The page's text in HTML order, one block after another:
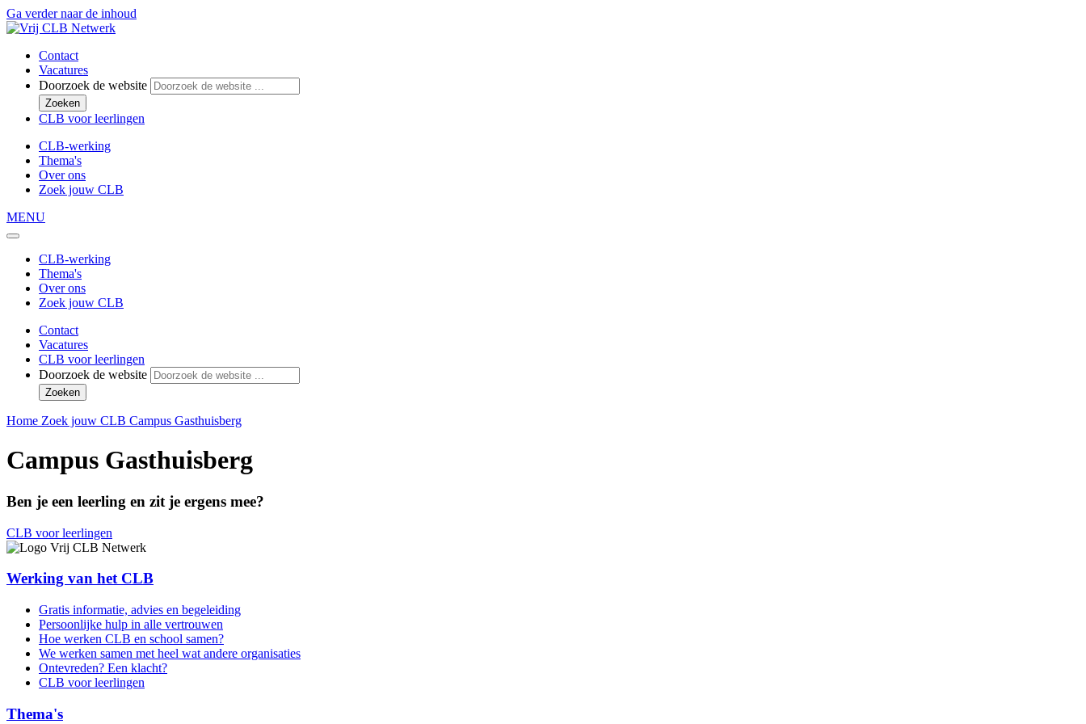
Ga verder naar de inhoud
Contact
Vacatures
Doorzoek de website
Zoeken
CLB voor leerlingen
CLB-werking
Thema's
Over ons
Zoek jouw CLB
MENU
CLB-werking
Thema's
Over ons
Zoek jouw CLB
Contact
Vacatures
CLB voor leerlingen
Doorzoek de website
Zoeken
Home Zoek jouw CLB Campus Gasthuisberg
Campus Gasthuisberg
Ben je een leerling en zit je ergens mee?
CLB voor leerlingen
Werking van het CLB
Gratis informatie, advies en begeleiding
Persoonlijke hulp in alle vertrouwen
Hoe werken CLB en school samen?
We werken samen met heel wat andere organisaties
Ontevreden? Een klacht?
CLB voor leerlingen
Thema's